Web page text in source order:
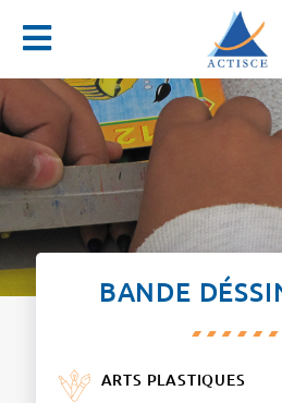
Menu
BANDE
ARTS PLASTIQUES